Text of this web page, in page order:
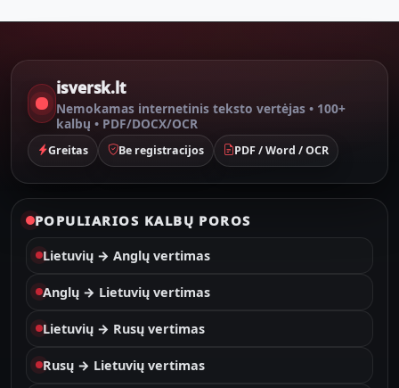
isversk.lt
Nemokamas internetinis teksto vertėjas • 100+
kalbų • PDF/DOCX/OCR
Greitas Be registracijos PDF / Word / OCR
POPULIARIOS KALBŲ POROS
Lietuvių → Anglų vertimas
Anglų → Lietuvių vertimas
Lietuvių → Rusų vertimas
Rusų → Lietuvių vertimas